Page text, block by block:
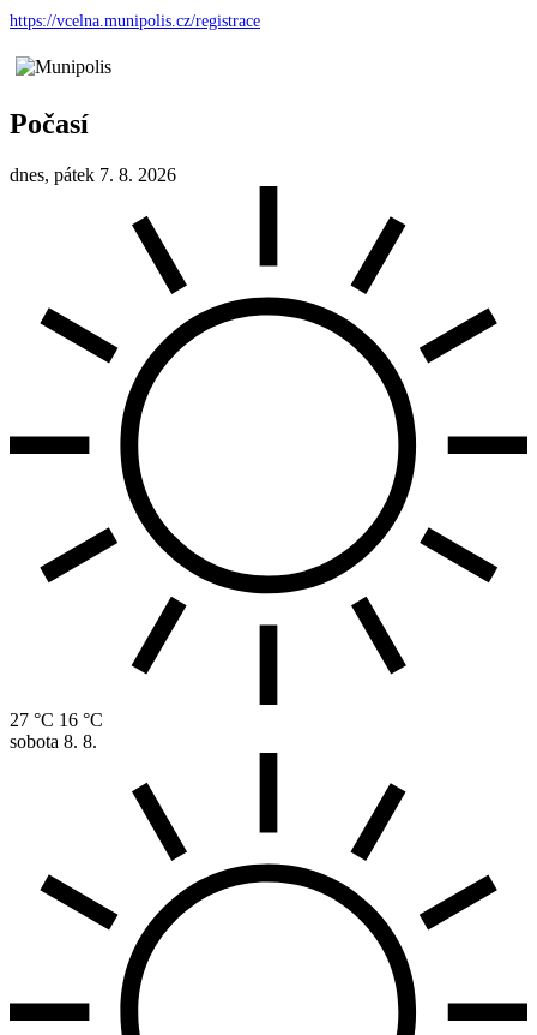
https://vcelna.munipolis.cz/registrace
Počasí
dnes, pátek 7. 8. 2026
27 °C 16 °C
sobota 8. 8.